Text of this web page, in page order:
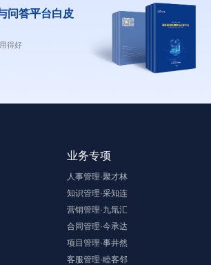
问答平台白皮
得好
业务专项
人事管理·聚才林
知识管理·采知连
营销管理·九氚汇
合同管理·今承达
项目管理·事井然
客服管理·睦客邻